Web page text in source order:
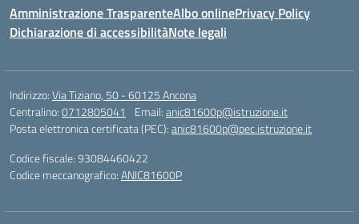
Amministrazione TrasparenteAlbo onlinePrivacy Policy
Dichiarazione di accessibilitàNote legali
Indirizzo:Via Tiziano, 50 - 60125 Ancona
Centralino:0712805041 Email:anic81600p@istruzione.it
Posta elettronica certificata (PEC):anic81600p@pec.istruzione.it
Codice fiscale: 93084460422
Codice meccanografico:ANIC81600P